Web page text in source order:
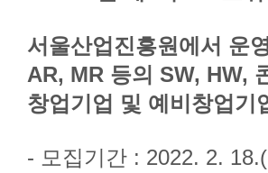
서울산업진흥원에서 운
AR, MR 등의 SW, HW,
창업기업 및 예비창업기
- 모집기간 : 2022. 2.